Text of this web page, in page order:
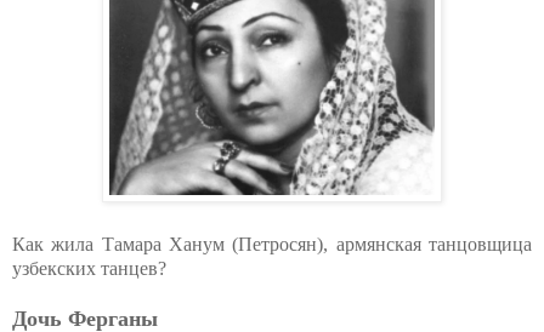
Как жила Тамара Ханум (Петросян), армянская танцовщица
узбекских танцев?
Дочь Ферганы